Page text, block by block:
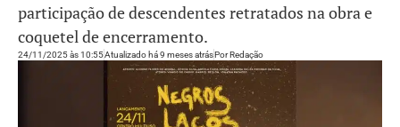
participação de descendentes retratados na obra e
coquetel de encerramento.
24/11/2025 às 10:55Atualizado há 9 meses atrásPorRedação